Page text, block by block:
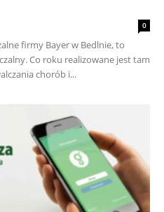
0
firmy Bayer w Bedlnie, to
Co roku realizowane jest tam
chorób i...